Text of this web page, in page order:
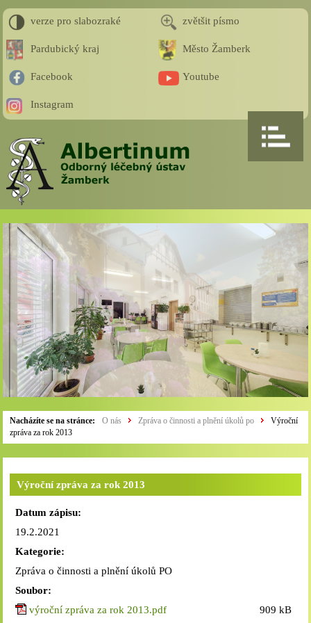
verze pro slabozraké zvětšit písmo
Pardubický kraj Město Žamberk
Facebook Youtube
Instagram
Nacházíte se na stránce: O nás Zpráva o činnosti a plnění úkolů po
Výroční
zpráva za rok 2013
Výroční zpráva za rok 2013
Datum zápisu:
19.2.2021
Kategorie:
Zpráva o činnosti a plnění úkolů PO
Soubor:
výroční zpráva za rok 2013.pdf
909 kB